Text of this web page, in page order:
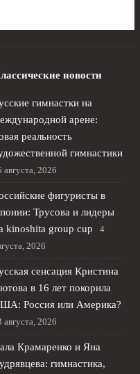
новости
гимнастки на
арене:
реальность
гимнастики
августа, 2026
фигуристы в
Трусова и лидеры
kinoshita group cup
4
2026
сенсация Кристина
в 16 лет покорила
Россия или Америка?
августа, 2026
Крамаренко и Яна
гимнастика,